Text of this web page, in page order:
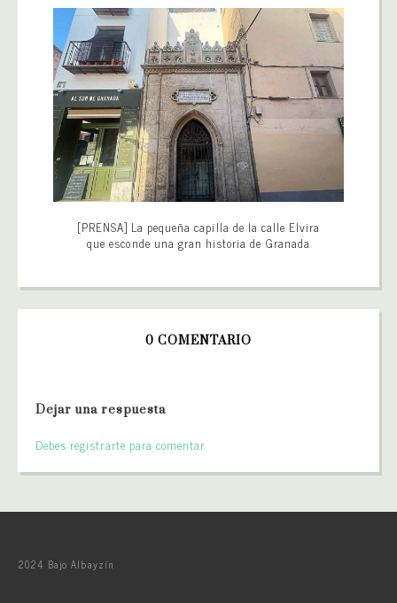
[PRENSA] La pequeña capilla de la calle Elvira
que esconde una gran historia de Granada
0 COMENTARIO
Dejar una respuesta
Debes registrarte para comentar.
2024 Bajo Albayzín